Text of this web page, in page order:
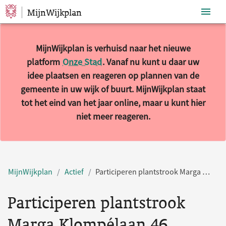
Sla navigatie over
MijnWijkplan
MijnWijkplan is verhuisd naar het nieuwe
platform Onze Stad. Vanaf nu kunt u daar uw
idee plaatsen en reageren op plannen van de
gemeente in uw wijk of buurt. MijnWijkplan staat
tot het eind van het jaar online, maar u kunt hier
niet meer reageren.
MijnWijkplan Actief Participeren plantstrook Marga Klompélaan 46
Participeren plantstrook